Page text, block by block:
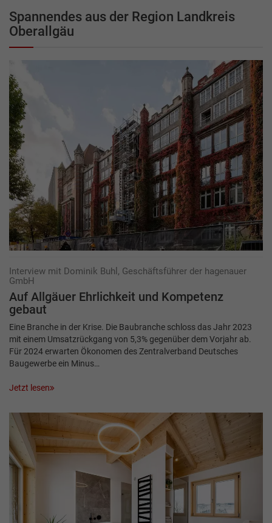
Spannendes aus der Region Landkreis
Oberallgäu
Interview mit Dominik Buhl, Geschäftsführer der hagenauer
GmbH
Auf Allgäuer Ehrlichkeit und Kompetenz
gebaut
Eine Branche in der Krise. Die Baubranche schloss das Jahr 2023
mit einem Umsatzrückgang von 5,3% gegenüber dem Vorjahr ab.
Für 2024 erwarten Ökonomen des Zentralverband Deutsches
Baugewerbe ein Minus…
Jetzt lesen